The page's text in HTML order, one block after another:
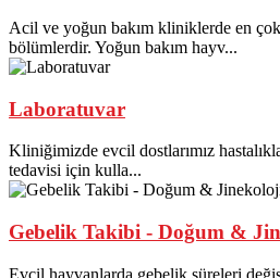
Acil ve yoğun bakım kliniklerde en
bölümlerdir. Yoğun bakım hayv...
Laboratuvar
Kliniğimizde evcil dostlarımız
tedavisi için kulla...
Gebelik Takibi - Doğum &
Evcil hayvanlarda gebelik süreleri